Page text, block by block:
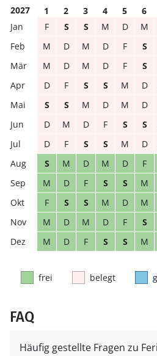
2027 1 2 3 4 5 6
F
S S M D M
M
D M D F S
M
D M D F S
D
F S S M D
S
S M D M D
D
M D F S S
D
F S S M D
S
M D M D F
M
D F S S M
F
S S M D M
M
D M D F S
M
D F S S M
frei belegt
FAQ
Häufig gestellte Fragen zu